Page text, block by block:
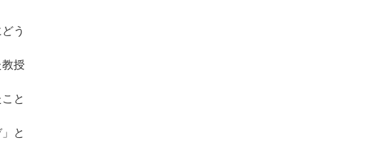
う
授
と
と